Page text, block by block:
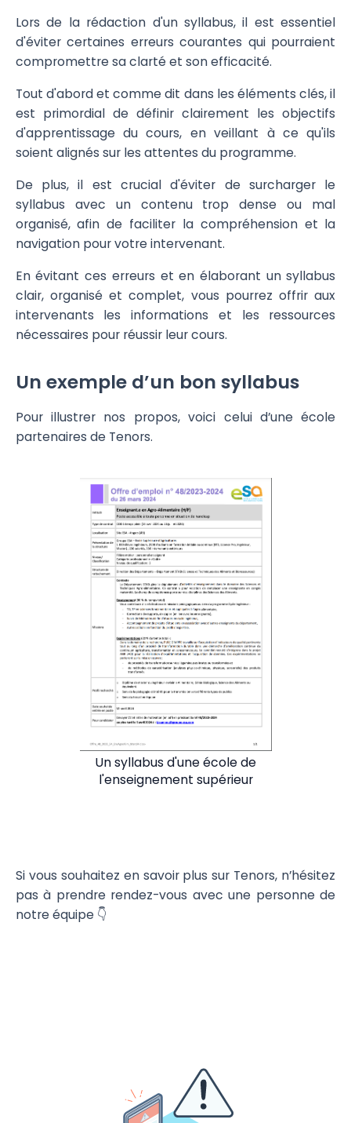
Lors de la rédaction d'un syllabus, il est essentiel
d'éviter certaines erreurs courantes qui pourraient
compromettre sa clarté et son efficacité.
Tout d'abord et comme dit dans les éléments clés, il
est primordial de définir clairement les objectifs
d'apprentissage du cours, en veillant à ce qu'ils
soient alignés sur les attentes du programme.
De plus, il est crucial d'éviter de surcharger le
syllabus avec un contenu trop dense ou mal
organisé, afin de faciliter la compréhension et la
navigation pour votre intervenant.
En évitant ces erreurs et en élaborant un syllabus
clair, organisé et complet, vous pourrez offrir aux
intervenants les informations et les ressources
nécessaires pour réussir leur cours.
Un exemple d’un bon syllabus
Pour illustrer nos propos, voici celui d’une école
partenaires de Tenors.
Un syllabus d'une école de
l'enseignement supérieur
Si vous souhaitez en savoir plus sur Tenors, n’hésitez
pas à prendre rendez-vous avec une personne de
notre équipe 👇